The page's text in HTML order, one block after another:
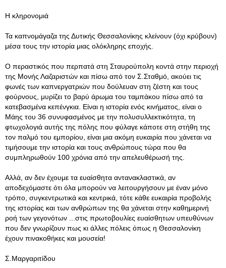
Η κληρονομιά
Τα καπνομάγαζα της Δυτικής Θεσσαλονίκης κλείνουν (όχι κρύβουν)
μέσα τους την ιστορία μιας ολόκληρης εποχής.
Ο περαστικός που περπατά στη Σταυρούπολη κοντά στην περιοχή
της Μονής Λαζαριστών και πίσω από τον Σ.Σταθμό, ακούει τις
φωνές των καπνεργατριών που δούλευαν στη ζέστη και τους
φούρνους, μυρίζει το βαρύ άρωμα του ταμπάκου πίσω από τα
κατεβασμένα κεπένγκια. Είναι η ιστορία ενός κινήματος, είναι ο
Μάης του 36 συνυφασμένος με την πολυσυλλεκτικότητα, τη
φτωχολογιά αυτής της πόλης που φύλαγε κάποτε στη στήθη της
τον παλμό του εμπορίου, είναι μια ακόμη ευκαιρία που χάνεται να
τιμήσουμε την ιστορία και τους ανθρώπους τώρα που θα
συμπληρωθούν 100 χρόνια από την απελευθέρωσή της.
Αλλά, αν δεν έχουμε τα ευαίσθητα αντανακλαστικά, αν
αποδεχόμαστε ότι όλα μπορούν να λειτουργήσουν με έναν μόνο
τρόπο, συγκεντρωτικά και κεντρικά, τότε κάθε ευκαιρία προβολής
της ιστορίας και των ανθρώπων της θα χάνεται στην καθημερινή
ροή των γεγονότων ...στις πρωτοβουλίες ευαίσθητων υπευθύνων
που δεν γνωρίζουν πως κι άλλες πόλεις όπως η Θεσσαλονίκη
έχουν πινακοθήκες και μουσεία!
Σ.Μαργαριτίδου